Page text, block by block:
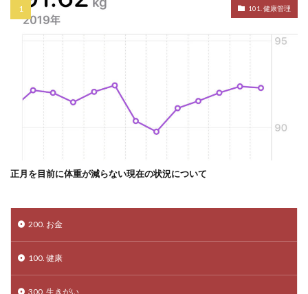
101. 健康管理
正月を目前に体重が減らない現在の状況について
200. お金
100. 健康
300. 生きがい